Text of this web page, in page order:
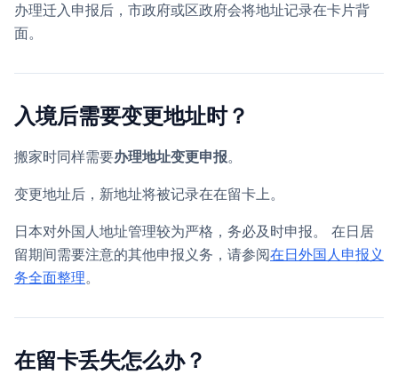
办理迁入申报后，市政府或区政府会将地址记录在卡片背
面。
入境后需要变更地址时？
搬家时同样需要办理地址变更申报。
变更地址后，新地址将被记录在在留卡上。
日本对外国人地址管理较为严格，务必及时申报。 在日居
留期间需要注意的其他申报义务，请参阅在日外国人申报义
务全面整理。
在留卡丢失怎么办？